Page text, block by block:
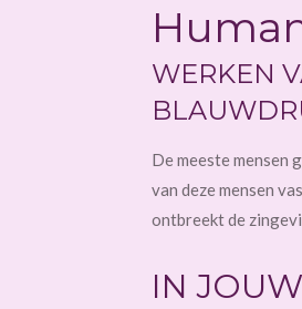
WERKEN
De meeste mensen
van deze mensen
ontbreekt de
IN